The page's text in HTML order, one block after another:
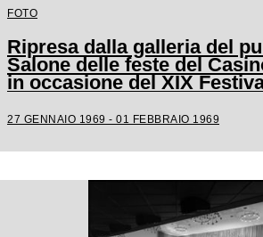
FOTO
Ripresa dalla galleria del
Salone delle feste del
in occasione del XIX
27 GENNAIO 1969 - 01 FEBBRAIO 1969